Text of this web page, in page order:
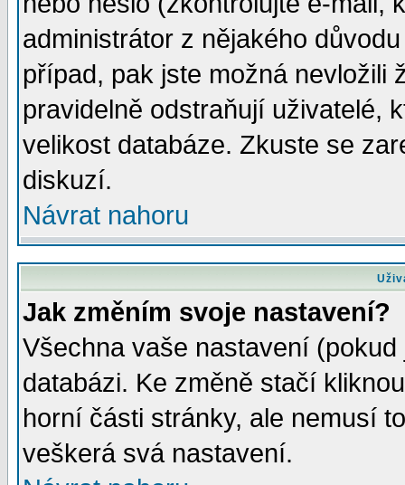
administrátor z nějakého
případ, pak jste možná nevložili
pravidelně odstraňují uživatelé,
velikost databáze. Zkuste se
diskuzí.
Návrat nahoru
Jak změním svoje nastavení?
Všechna vaše nastavení
databázi. Ke změně stačí
horní části stránky, ale nemusí
veškerá svá nastavení.